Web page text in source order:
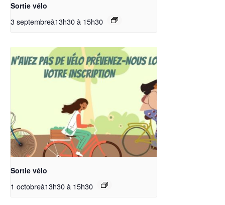
Sortie vélo
3 septembreà13h30à 15h30
Sortie vélo
1 octobreà13h30à 15h30